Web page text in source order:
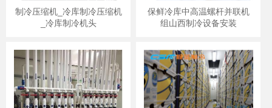
制冷压缩机_冷库制冷压缩机
_冷库制冷机头
保鲜冷库中高温螺杆并联机
组山西制冷设备安装